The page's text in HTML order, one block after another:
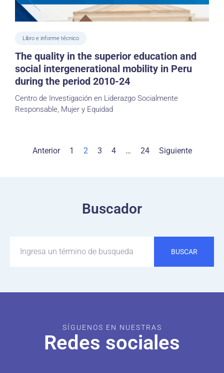
Libro e informe técnico
The quality in the superior education and
social intergenerational mobility in Peru
during the period 2010-24
Centro de Investigación en Liderazgo Socialmente
Responsable, Mujer y Equidad
Anterior 1 2 3 4 … 24 Siguiente
Buscador
BUSCAR
SÍGUENOS EN NUESTRAS
Redes sociales